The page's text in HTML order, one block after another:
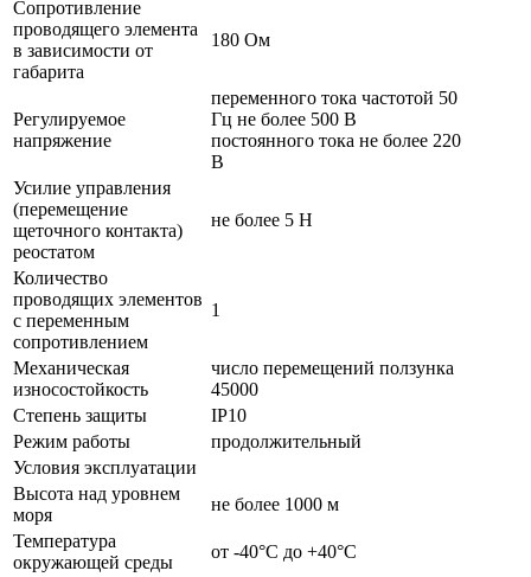
Сопротивление
проводящего элемента
в зависимости от
габарита
180 Ом
Регулируемое
напряжение
переменного тока частотой 50
Гц не более 500 В
постоянного тока не более 220
В
Усилие управления
(перемещение
щеточного контакта)
реостатом
не более 5 H
Количество
проводящих элементов
с переменным
сопротивлением
1
Механическая
износостойкость
число перемещений ползунка
45000
Степень защиты
IР10
Режим работы
продолжительный
Условия эксплуатации
Высота над уровнем
моря
не более 1000 м
Температура
окружающей среды
от -40°С до +40°С